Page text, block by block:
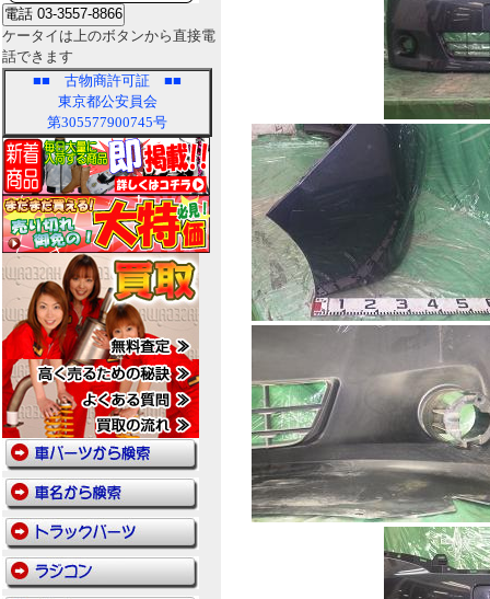
ケータイは上のボタンから直接電
話できます
■■ 古物商許可証 ■■
東京都公安員会
第305577900745号